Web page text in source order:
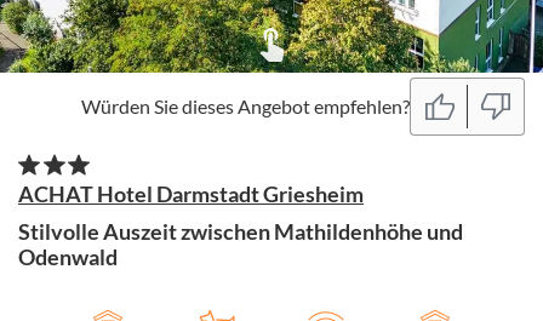
Würden Sie dieses Angebot empfehlen?
ACHAT Hotel Darmstadt Griesheim
Stilvolle Auszeit zwischen Mathildenhöhe und
Odenwald